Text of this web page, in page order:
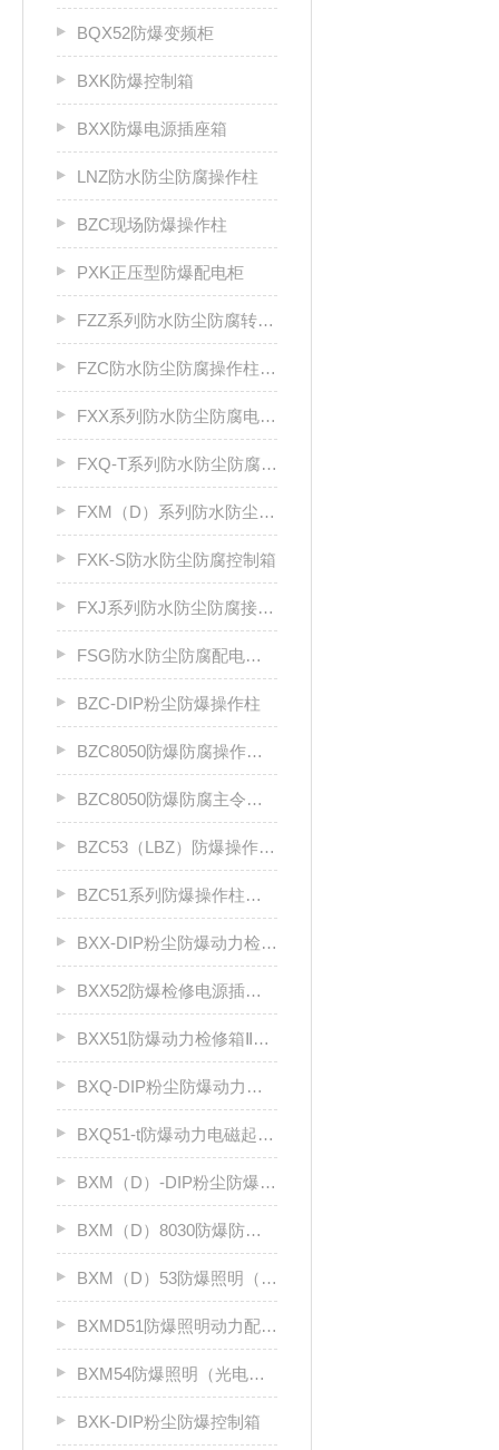
BQX52防爆变频柜
BXK防爆控制箱
BXX防爆电源插座箱
LNZ防水防尘防腐操作柱
BZC现场防爆操作柱
PXK正压型防爆配电柜
FZZ系列防水防尘防腐转换开关
FZC防水防尘防腐操作柱厂家
FXX系列防水防尘防腐电源插座箱
FXQ-T系列防水防尘防腐动力（电磁）起动箱
FXM（D）系列防水防尘防腐照明（动力）配电箱
FXK-S防水防尘防腐控制箱
FXJ系列防水防尘防腐接线箱
FSG防水防尘防腐配电柜厂家
BZC-DIP粉尘防爆操作柱
BZC8050防爆防腐操作柱（ⅡC级）
BZC8050防爆防腐主令控制器
BZC53（LBZ）防爆操作柱llC
BZC51系列防爆操作柱（Ⅱ B）LCZ
BXX-DIP粉尘防爆动力检修箱DIP A20
BXX52防爆检修电源插座箱ⅡB、ⅡC
BXX51防爆动力检修箱ⅡB、ⅡC
BXQ-DIP粉尘防爆动力（电磁）起动箱
BXQ51-t防爆动力电磁起动箱
BXM（D）-DIP粉尘防爆照明（动力）配电箱
BXM（D）8030防爆防腐照明动力配电箱（Ⅱ C）
BXM（D）53防爆照明（动力）配电箱ⅡC
BXMD51防爆照明动力配电箱
BXM54防爆照明（光电效应）配电箱
BXK-DIP粉尘防爆控制箱